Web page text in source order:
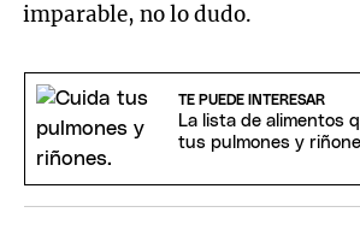
imparable, no lo dudo.
TE PUEDE INTERESAR
La lista de alimentos
tus pulmones y